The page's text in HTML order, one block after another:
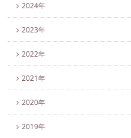
2024年
2023年
2022年
2021年
2020年
2019年